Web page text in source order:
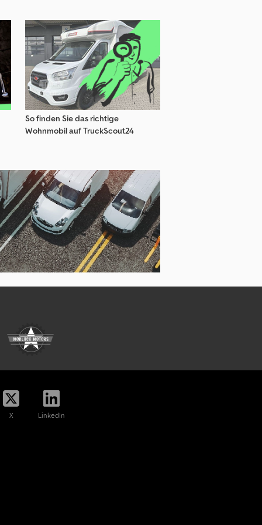
So finden Sie das richtige
Wohnmobil auf TruckScout24
X LinkedIn